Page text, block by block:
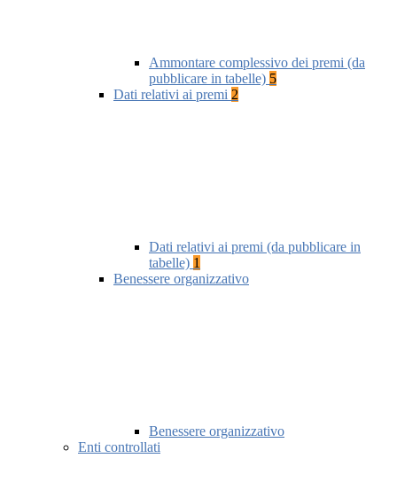
Ammontare complessivo dei premi (da
pubblicare in tabelle) 5
Dati relativi ai premi 2
Dati relativi ai premi (da pubblicare in
tabelle) 1
Benessere organizzativo
Benessere organizzativo
Enti controllati